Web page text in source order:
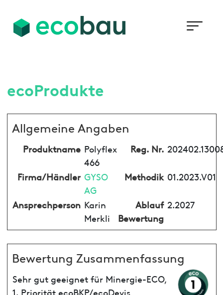
ecoProdukte
Allgemeine Angaben
Produktname Polyflex
466
Reg. Nr.
Firma/Händler GYSO
AG
Methodik 01.2023.V01
Ansprechperson Karin
Merkli
Ablauf
Bewertung
2.2027
Bewertung Zusammenfassung
Sehr gut geeignet für Minergie-ECO,
1. Priorität ecoBKP/ecoDevis